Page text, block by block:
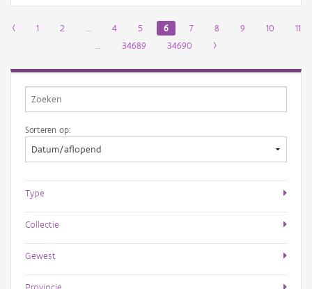
‹ 1 2 … 4 5 6 7 8 9 10
11
…
34689 34690 ›
Sorteren op:
Type
Collectie
Gewest